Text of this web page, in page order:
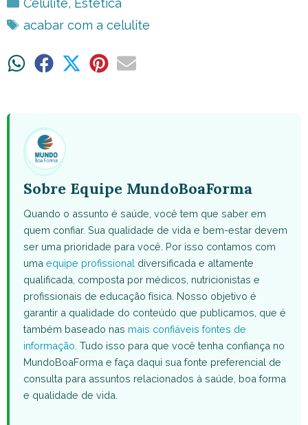
Celulite, Estética
Tags
acabar com a celulite
ShareShare ShareShareShare
Sobre Equipe MundoBoaForma
Quando o assunto é saúde, você tem que saber em
quem confiar. Sua qualidade de vida e bem-estar devem
ser uma prioridade para você. Por isso contamos com
uma equipe profissional diversificada e altamente
qualificada, composta por médicos, nutricionistas e
profissionais de educação física. Nosso objetivo é
garantir a qualidade do conteúdo que publicamos, que é
também baseado nas mais confiáveis fontes de
informação . Tudo isso para que você tenha confiança no
MundoBoaForma e faça daqui sua fonte preferencial de
consulta para assuntos relacionados à saúde, boa forma
e qualidade de vida.